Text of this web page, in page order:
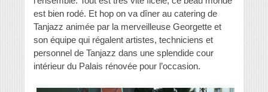
est bien rodé. Et hop on va dîner au catering de
Tanjazz animée par la merveilleuse Georgette et
son équipe qui régalent artistes, techniciens et
personnel de Tanjazz dans une splendide cour
intérieur du Palais rénovée pour l’occasion.